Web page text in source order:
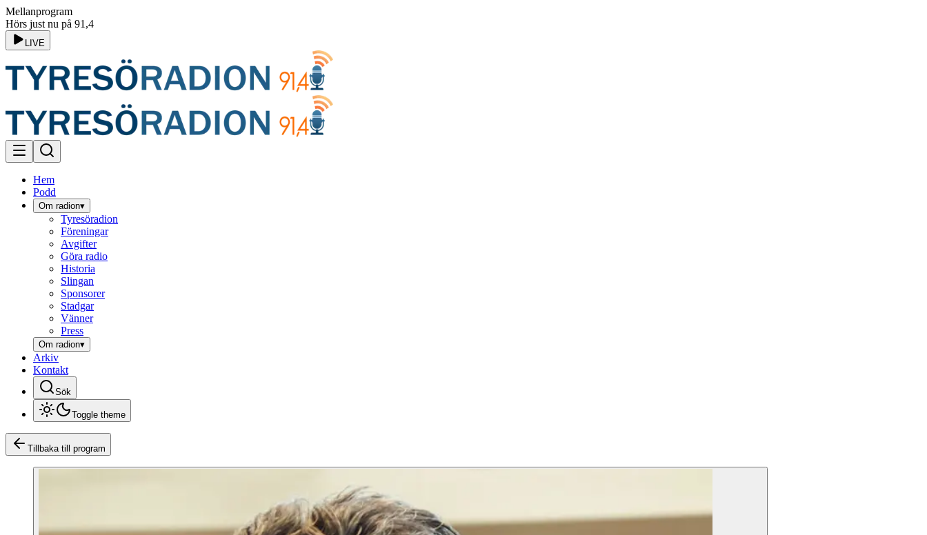
Mellanprogram
Hörs just nu på 91,4
LIVE
Hem
Podd
Om radion▾
Tyresöradion
Föreningar
Avgifter
Göra radio
Historia
Slingan
Sponsorer
Stadgar
Vänner
Press
Om radion▾
Arkiv
Kontakt
Sök
Toggle theme
Tillbaka till program